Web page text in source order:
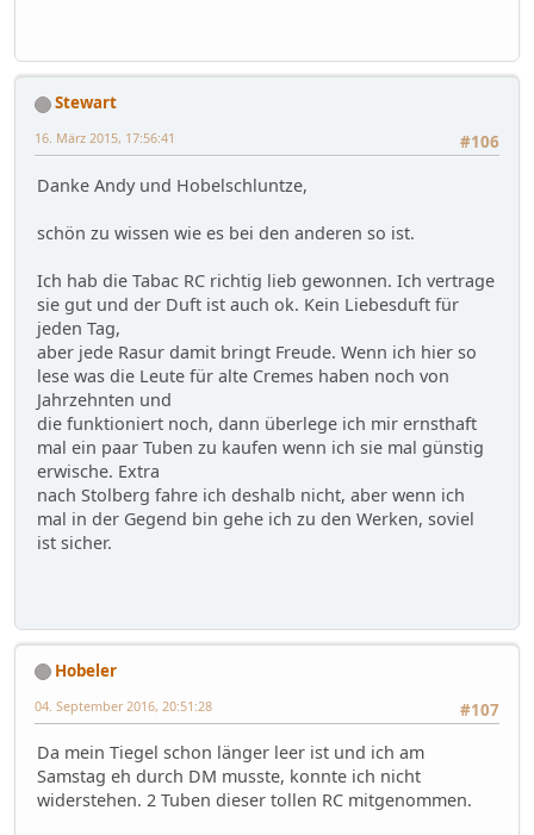
Stewart
#106
16. März 2015, 17:56:41
Danke Andy und Hobelschluntze,
schön zu wissen wie es bei den anderen so ist.
Ich hab die Tabac RC richtig lieb gewonnen. Ich vertrage
sie gut und der Duft ist auch ok. Kein Liebesduft für
jeden Tag,
aber jede Rasur damit bringt Freude. Wenn ich hier so
lese was die Leute für alte Cremes haben noch von
Jahrzehnten und
die funktioniert noch, dann überlege ich mir ernsthaft
mal ein paar Tuben zu kaufen wenn ich sie mal günstig
erwische. Extra
nach Stolberg fahre ich deshalb nicht, aber wenn ich
mal in der Gegend bin gehe ich zu den Werken, soviel
ist sicher.
Hobeler
#107
04. September 2016, 20:51:28
Da mein Tiegel schon länger leer ist und ich am
Samstag eh durch DM musste, konnte ich nicht
widerstehen. 2 Tuben dieser tollen RC mitgenommen.